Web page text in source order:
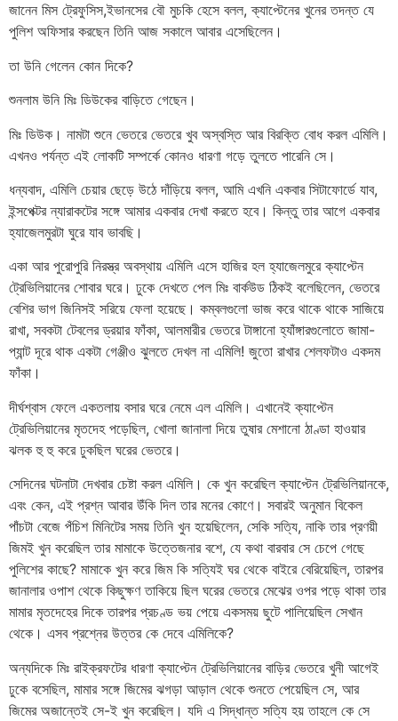
জানেন মিস ট্রেফুসিস,ইভানসের বৌ মুচকি হেসে বলল, ক্যাপ্টেনের খুনের তদন্ত যে
পুলিশ অফিসার করছেন তিনি আজ সকালে আবার এসেছিলেন।
তা উনি গেলেন কোন দিকে?
শুনলাম উনি মিঃ ডিউকের বাড়িতে গেছেন।
মিঃ ডিউক। নামটা শুনে ভেতরে ভেতরে খুব অস্বস্তি আর বিরক্তি বোধ করল এমিলি।
এখনও পর্যন্ত এই লোকটি সম্পর্কে কোনও ধারণা গড়ে তুলতে পারেনি সে।
ধন্যবাদ, এমিলি চেয়ার ছেড়ে উঠে দাঁড়িয়ে বলল, আমি এখনি একবার সিটাফোর্ডে যাব,
ইন্সপেক্টর ন্যারাকটের সঙ্গে আমার একবার দেখা করতে হবে। কিন্তু তার আগে একবার
হ্যাজেলমুরটা ঘুরে যাব ভাবছি।
একা আর পুরোপুরি নিরস্ত্র অবস্থায় এমিলি এসে হাজির হল হ্যাজেলমুরে ক্যাপ্টেন
ট্রেভিলিয়ানের শোবার ঘরে। ঢুকে দেখতে পেল মিঃ বার্কউড ঠিকই বলেছিলেন, ভেতরে
বেশির ভাগ জিনিসই সরিয়ে ফেলা হয়েছে। কম্বলগুলো ভাজ করে থাকে থাকে সাজিয়ে
রাখা, সবকটা টেবলের ড্রয়ার ফাঁকা, আলমারীর ভেতরে টাঙ্গানো হ্যাঁঙ্গারগুলোতে জামা-
প্যান্ট দূরে থাক একটা গেঞ্জীও ঝুলতে দেখল না এমিলি! জুতো রাখার শেলফটাও একদম
ফাঁকা।
দীর্ঘশ্বাস ফেলে একতলায় বসার ঘরে নেমে এল এমিলি। এখানেই ক্যাপ্টেন
ট্রেভিলিয়ানের মৃতদেহ পড়েছিল, খোলা জানালা দিয়ে তুষার মেশানো ঠাণ্ডা হাওয়ার
ঝলক হু হু করে ঢুকছিল ঘরের ভেতরে।
সেদিনের ঘটনাটা দেখবার চেষ্টা করল এমিলি। কে খুন করেছিল ক্যাপ্টেন ট্রেভিলিয়ানকে,
এবং কেন, এই প্রশ্ন আবার উঁকি দিল তার মনের কোণে। সবারই অনুমান বিকেল
পাঁচটা বেজে পঁচিশ মিনিটের সময় তিনি খুন হয়েছিলেন, সেকি সত্যি, নাকি তার প্রণয়ী
জিমই খুন করেছিল তার মামাকে উত্তেজনার বশে, যে কথা বারবার সে চেপে গেছে
পুলিশের কাছে? মামাকে খুন করে জিম কি সত্যিই ঘর থেকে বাইরে বেরিয়েছিল, তারপর
জানালার ওপাশ থেকে কিছুক্ষণ তাকিয়ে ছিল ঘরের ভেতরে মেঝের ওপর পড়ে থাকা তার
মামার মৃতদেহের দিকে তারপর প্রচণ্ড ভয় পেয়ে একসময় ছুটে পালিয়েছিল সেখান
থেকে। এসব প্রশ্নের উত্তর কে দেবে এমিলিকে?
অন্যদিকে মিঃ রাইক্রফটের ধারণা ক্যাপ্টেন ট্রেভিলিয়ানের বাড়ির ভেতরে খুনী আগেই
ঢুকে বসেছিল, মামার সঙ্গে জিমের ঝগড়া আড়াল থেকে শুনতে পেয়েছিল সে, আর
জিমের অজান্তেই সে-ই খুন করেছিল। যদি এ সিদ্ধান্ত সত্যি হয় তাহলে কে সে